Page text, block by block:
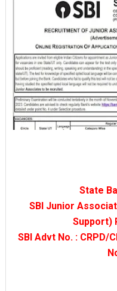
State
SBI Junior
Support)
SBI Advt No. : CRPD/